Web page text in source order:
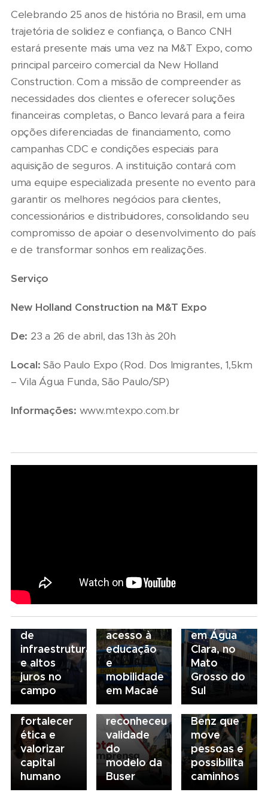
Celebrando 25 anos de história no Brasil, em uma
trajetória de solidez e confiança, o Banco CNH
estará presente mais uma vez na M&T Expo, como
principal parceiro comercial da New Holland
Construction. Com a missão de compreender as
necessidades dos clientes e oferecer soluções
financeiras completas, o Banco levará para a feira
opções diferenciadas de financiamento, como
campanhas CDC e condições especiais para
aquisição de seguros. A instituição contará com
uma equipe especializada presente no evento para
garantir os melhores negócios para clientes,
concessionários e distribuidores, consolidando seu
compromisso de apoiar o desenvolvimento do país
e de transformar sonhos em realizações.
Serviço
New Holland Construction na M&T Expo
De: 23 a 26 de abril, das 13h às 20h
Local:São Paulo Expo (Rod. Dos Imigrantes, 1,5km
– Vila Água Funda, São Paulo/SP)
Informações: www.mtexpo.com.br
Presidente
da FAESP
alerta para
gargalos
de
infraestrutura
e altos
juros no
campo
Renovação
escolar
fortalece
acesso à
educação
e
mobilidade
em Macaé
inaugura
concessionária
em Água
Clara, no
Mato
Grosso do
Sul
03/08/2026
transporte:
BRT
Sorocaba
utiliza
compliance
para
fortalecer
ética e
valorizar
capital
humano
03/08/2026
Sindicato
esclarece
que STF
não
reconheceu
validade
do
modelo da
Buser
03/08/2026
Mobilidade
para
todos: o
ônibus
Mercedes-
Benz que
move
pessoas e
possibilita
caminhos